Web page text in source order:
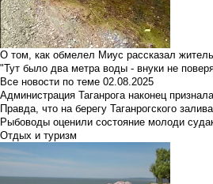
О том, как обмелел Миус рассказал житель
"Тут было два метра воды - внуки не
Все новости по теме 02.08.2025
Администрация Таганрога наконец
Правда, что на берегу Таганрогского
Рыбоводы оценили состояние молоди
Отдых и туризм